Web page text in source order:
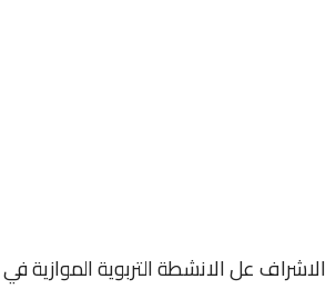
الاشراف عل الانشطة التربوية الموازية